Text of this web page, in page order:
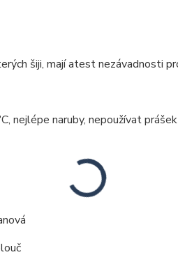
šiji, mají atest nezávadnosti
nejlépe naruby, nepoužívat